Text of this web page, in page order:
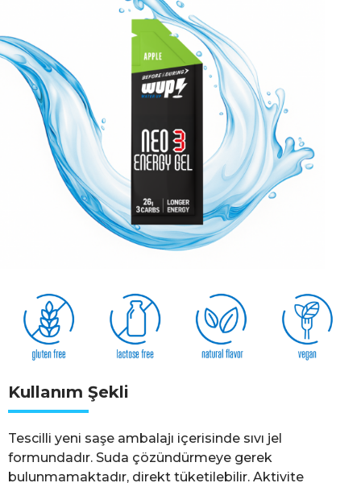
Kullanım Şekli
Tescilli yeni saşe ambalajı içerisinde sıvı jel
formundadır. Suda çözündürmeye gerek
bulunmamaktadır, direkt tüketilebilir. Aktivite